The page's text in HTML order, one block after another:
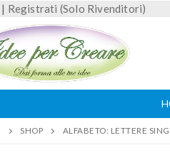
| Registrati (Solo Rivenditori)
SHOP ALFABETO: LETTERE